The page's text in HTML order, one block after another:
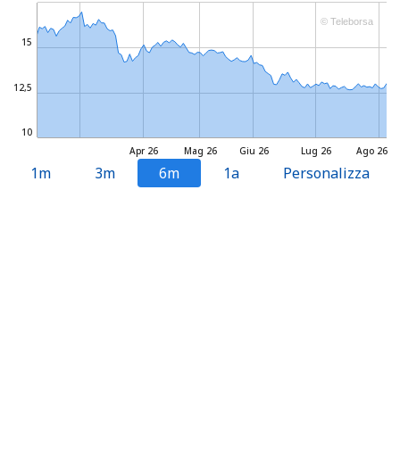
Mag 26 Lug 26
Apr 26 Giu 26 Ago 26
10
12,5
15
© Teleborsa
1m 3m 6m 1a Personalizza